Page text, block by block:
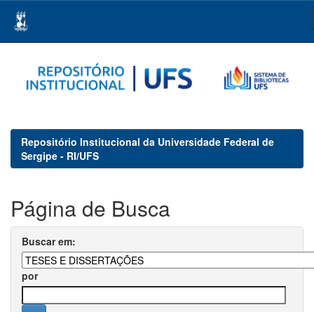
navigation
Repositório Institucional da Universidade Federal de
Sergipe - RI/UFS
Página de Busca
Buscar em:
por